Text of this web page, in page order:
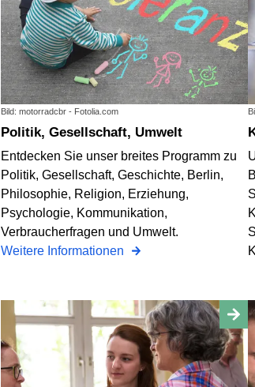
Bild: motorradcbr - Fotolia.com
Politik, Gesellschaft, Umwelt
Entdecken Sie unser breites Programm zu
Politik, Gesellschaft, Geschichte, Berlin,
Philosophie, Religion, Erziehung,
Psychologie, Kommunikation,
Verbraucherfragen und Umwelt.
Weitere Informationen